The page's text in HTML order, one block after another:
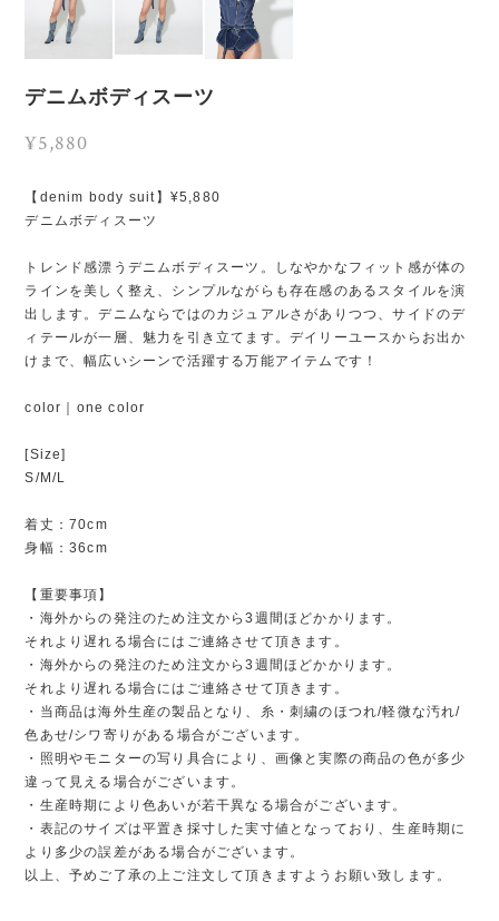
デニムボディスーツ
¥5,880
【denim body suit】¥5,880
デニムボディスーツ
トレンド感漂うデニムボディスーツ。しなやかなフィット感が体の
ラインを美しく整え、シンプルながらも存在感のあるスタイルを演
出します。デニムならではのカジュアルさがありつつ、サイドのデ
ィテールが一層、魅力を引き立てます。デイリーユースからお出か
けまで、幅広いシーンで活躍する万能アイテムです！
color｜one color
[Size]
S/M/L
着丈：70cm
身幅：36cm
【重要事項】
・海外からの発注のため注文から3週間ほどかかります。
それより遅れる場合にはご連絡させて頂きます。
・海外からの発注のため注文から3週間ほどかかります。
それより遅れる場合にはご連絡させて頂きます。
・当商品は海外生産の製品となり、糸・刺繍のほつれ/軽微な汚れ/
色あせ/シワ寄りがある場合がございます。
・照明やモニターの写り具合により、画像と実際の商品の色が多少
違って見える場合がございます。
・生産時期により色あいが若干異なる場合がございます。
・表記のサイズは平置き採寸した実寸値となっており、生産時期に
より多少の誤差がある場合がございます。
以上、予めご了承の上ご注文して頂きますようお願い致します。